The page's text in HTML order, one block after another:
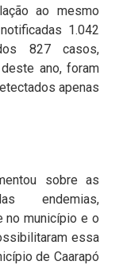
ao mesmo
1.042
827 casos,
ano, foram
apenas
sobre as
endemias,
no município e o
essa
de Caarapó